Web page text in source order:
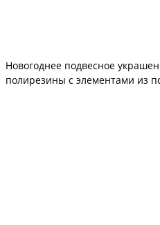
Новогоднее подвесное
полирезины с элементами из